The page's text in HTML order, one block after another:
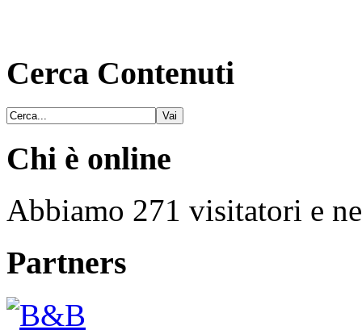
Cerca Contenuti
Chi è online
Abbiamo 271 visitatori e
Partners